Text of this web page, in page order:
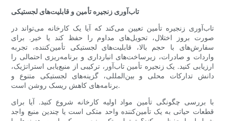
تاب‌آوری زنجیره تأمین و قابلیت‌های لجستیکی
تاب‌آوری زنجیره تأمین تعیین می‌کند که آیا یک کارخانه می‌تواند در
صورت بروز اختلال، تحویل‌های مداوم را حفظ کند یا خیر. برای
سفارش‌های با حجم بالا، قابلیت‌های لجستیکی تأمین‌کننده، تجربه
واردات و صادرات، زیرساخت‌های انبارداری و برنامه‌ریزی احتمالی را
ارزیابی کنید. یک زنجیره تأمین تاب‌آور، ترکیبی از منبع‌یابی استراتژیک،
دانش تدارکات محلی و بین‌المللی، گزینه‌های لجستیکی متنوع و
برنامه‌های کاهش ریسک روشن است.
با بررسی چگونگی تأمین مواد اولیه کارخانه شروع کنید. آیا برای
قطعات حیاتی به یک تأمین‌کننده واحد متکی است یا چندین منبع واجد